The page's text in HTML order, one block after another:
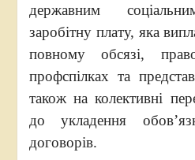
державним
заробітну плату, яка
повному обсязі,
профспілках та
також на колективні
до укладення
договорів.